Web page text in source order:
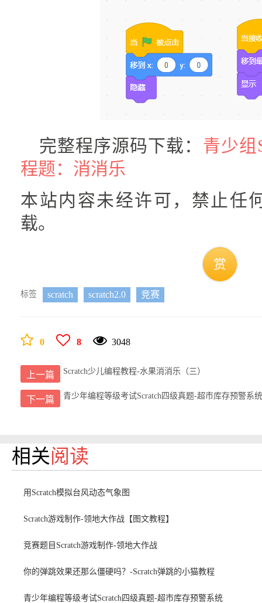
完整程序源码下载： 青少组
程题：消消乐
本站内容未经许可，禁止任
载。
赏
标签 scratch scratch2.0 竞赛
0 8 3048
上一篇 Scratch少儿编程教程-水果消消乐（三）
下一篇 青少年编程等级考试Scratch四级真题-超市库存预警系统
相关阅读
用Scratch模拟台风动态气象图
Scratch游戏制作-领地大作战【图文教程】
竞赛题目Scratch游戏制作-领地大作战
你的弹跳效果还那么僵硬吗？-Scratch弹跳的小猫教程
青少年编程等级考试Scratch四级真题-超市库存预警系统